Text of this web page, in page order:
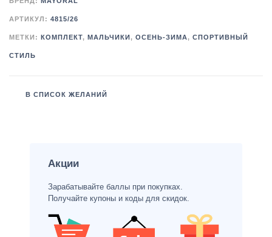
АРТИКУЛ: 4815/26
МЕТКИ: КОМПЛЕКТ, МАЛЬЧИКИ , ОСЕНЬ-ЗИМА, СПОРТИВНЫЙ
СТИЛЬ
В СПИСОК ЖЕЛАНИЙ
Акции
Зарабатывайте баллы при покупках.
Получайте купоны и коды для скидок.